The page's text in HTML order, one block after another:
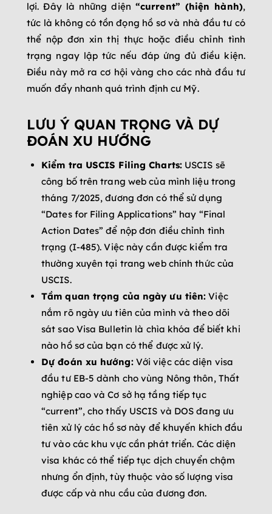
lợi. Đây là những diện “current” (hiện hành),
tức là không có tồn đọng hồ sơ và nhà đầu tư có
thể nộp đơn xin thị thực hoặc điều chỉnh tình
trạng ngay lập tức nếu đáp ứng đủ điều kiện.
Điều này mở ra cơ hội vàng cho các nhà đầu tư
muốn đẩy nhanh quá trình định cư Mỹ.
LƯU Ý QUAN TRỌNG VÀ DỰ
ĐOÁN XU HƯỚNG
Kiểm tra USCIS Filing Charts:USCIS sẽ
công bố trên trang web của mình liệu trong
tháng 7/2025, đương đơn có thể sử dụng
“Dates for Filing Applications” hay “Final
Action Dates” để nộp đơn điều chỉnh tình
trạng (I-485). Việc này cần được kiểm tra
thường xuyên tại trang web chính thức của
USCIS.
Tầm quan trọng của ngày ưu tiên: Việc
nắm rõ ngày ưu tiên của mình và theo dõi
sát sao Visa Bulletin là chìa khóa để biết khi
nào hồ sơ của bạn có thể được xử lý.
Dự đoán xu hướng:Với việc các diện visa
đầu tư EB-5 dành cho vùng Nông thôn, Thất
nghiệp cao và Cơ sở hạ tầng tiếp tục
“current”, cho thấy USCIS và DOS đang ưu
tiên xử lý các hồ sơ này để khuyến khích đầu
tư vào các khu vực cần phát triển. Các diện
visa khác có thể tiếp tục dịch chuyển chậm
nhưng ổn định, tùy thuộc vào số lượng visa
được cấp và nhu cầu của đương đơn.